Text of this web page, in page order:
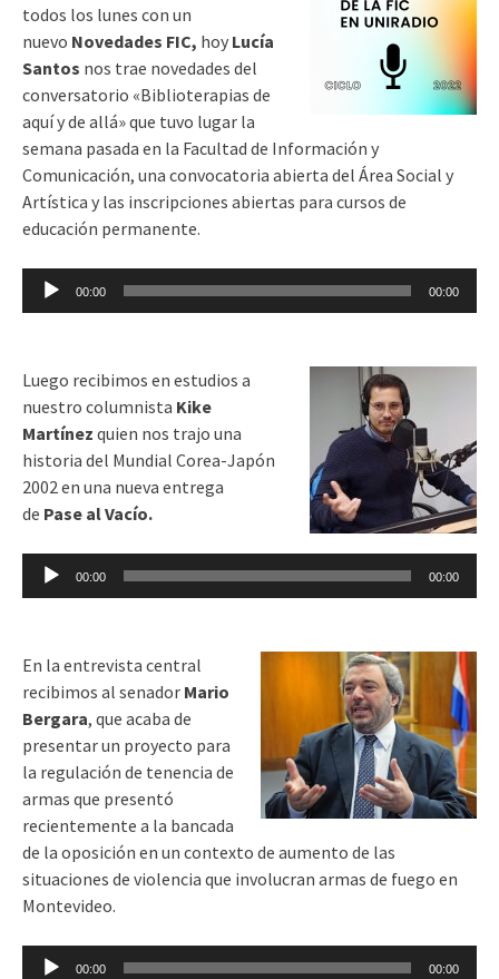
todos los lunes con un
nuevo Novedades FIC, hoy Lucía
Santos nos trae novedades del
conversatorio «Biblioterapias de
aquí y de allá» que tuvo lugar la
semana pasada en la Facultad de Información y
Comunicación, una convocatoria abierta del Área Social y
Artística y las inscripciones abiertas para cursos de
educación permanente.
Reproductor
00:00 00:00
Luego recibimos en estudios a
nuestro columnista Kike
Martínez quien nos trajo una
historia del Mundial Corea-Japón
2002 en una nueva entrega
de Pase al Vacío.
Reproductor
00:00 00:00
En la entrevista central
recibimos al senador Mario
Bergara, que acaba de
presentar un proyecto para
la regulación de tenencia de
armas que presentó
recientemente a la bancada
de la oposición en un contexto de aumento de las
situaciones de violencia que involucran armas de fuego en
Montevideo.
Reproductor
00:00 00:00